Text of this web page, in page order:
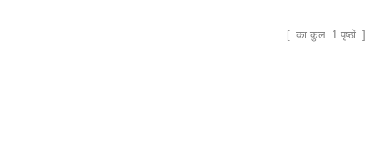
[ का कुल 1 पृष्ठों ]